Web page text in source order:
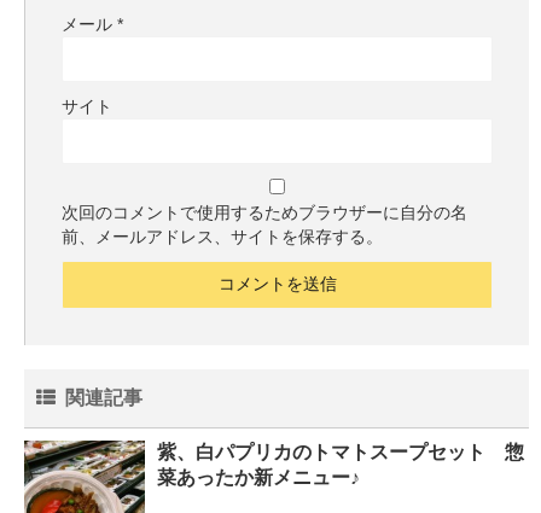
メール *
サイト
次回のコメントで使用するためブラウザーに自分の名
前、メールアドレス、サイトを保存する。
関連記事
紫、白パプリカのトマトスープセット 惣
菜あったか新メニュー♪